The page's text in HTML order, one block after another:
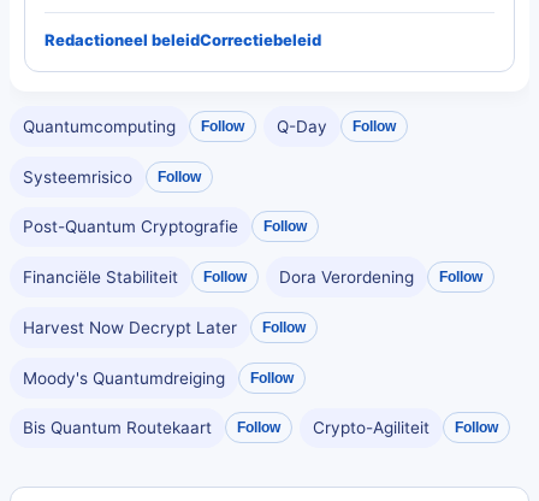
Redactioneel beleidCorrectiebeleid
Quantumcomputing Follow Q-Day Follow
Systeemrisico Follow
Post-Quantum Cryptografie Follow
Financiële Stabiliteit Follow Dora Verordening Follow
Harvest Now Decrypt Later Follow
Moody's Quantumdreiging Follow
Bis Quantum Routekaart Follow Crypto-Agiliteit Follow